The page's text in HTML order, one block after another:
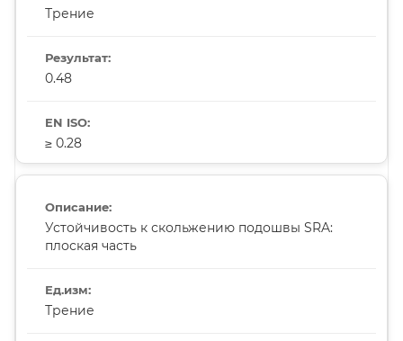
Трение
0.48
≥ 0.28
Устойчивость к скольжению подошвы SRA:
плоская часть
Трение